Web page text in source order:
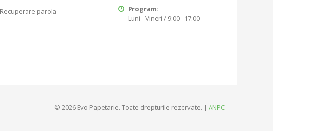
Recuperare parola
Program:
Luni - Vineri / 9:00 - 17:00
© 2026 Evo Papetarie. Toate drepturile rezervate. | ANPC